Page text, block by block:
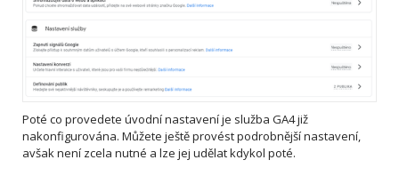
Poté co provedete úvodní nastavení je služba GA4 již
nakonfigurována. Můžete ještě provést podrobnější nastavení,
avšak není zcela nutné a lze jej udělat kdykol poté.